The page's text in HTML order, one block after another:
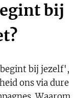
bij
bij jezelf',
ons via dure